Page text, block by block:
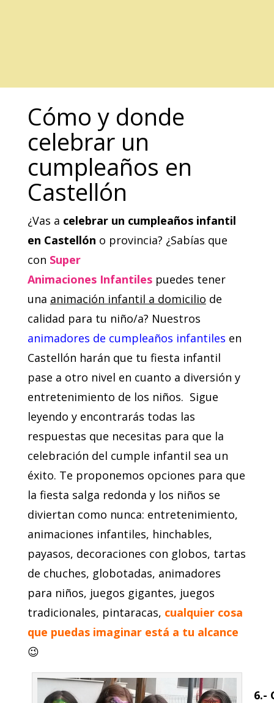
Cómo y donde
celebrar un
cumpleaños en
Castellón
¿Vas a celebrar un cumpleaños infantil
en Castellón o provincia? ¿Sabías que
con Super
Animaciones Infantilespuedes tener
una animación infantil a domicilio de
calidad para tu niño/a? Nuestros
animadores de cumpleaños infantiles en
Castellón harán que tu fiesta infantil
pase a otro nivel en cuanto a diversión y
entretenimiento de los niños. Sigue
leyendo y encontrarás todas las
respuestas que necesitas para que la
celebración del cumple infantil sea un
éxito. Te proponemos opciones para que
la fiesta salga redonda y los niños se
diviertan como nunca: entretenimiento,
animaciones infantiles, hinchables,
payasos, decoraciones con globos, tartas
de chuches, globotadas, animadores
para niños, juegos gigantes, juegos
tradicionales, pintaracas, cualquier cosa
que puedas imaginar está a tu alcance
😉
6.-